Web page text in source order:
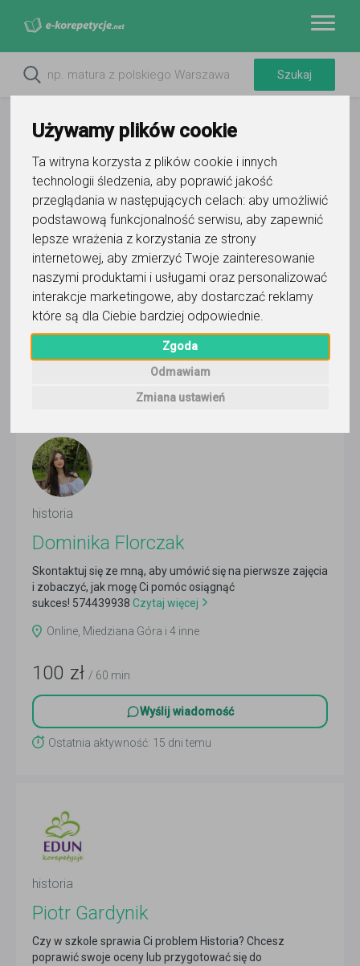
Używamy plików cookie
Ta witryna korzysta z plików cookie i innych
technologii śledzenia, aby poprawić jakość
przeglądania w następujących celach: aby umożliwić
podstawową funkcjonalność serwisu, aby zapewnić
lepsze wrażenia z korzystania ze strony
internetowej, aby zmierzyć Twoje zainteresowanie
naszymi produktami i usługami oraz personalizować
interakcje marketingowe, aby dostarczać reklamy
które są dla Ciebie bardziej odpowiednie.
Zgoda
Odmawiam
Zmiana ustawień
Filtry
Miedziana Góra świętokrzyskie
Wyczyść wszystko
historia
Dominika Florczak
Skontaktuj się ze mną, aby umówić się na pierwsze zajęcia
i zobaczyć, jak mogę Ci pomóc osiągnąć
sukces! 574439938 Czytaj więcej
Online, Miedziana Góra i 4 inne
100 zł / 60 min
Wyślij wiadomość
Ostatnia aktywność: 15 dni temu
historia
Piotr Gardynik
Czy w szkole sprawia Ci problem Historia? Chcesz
poprawić swoje oceny lub przygotować się do